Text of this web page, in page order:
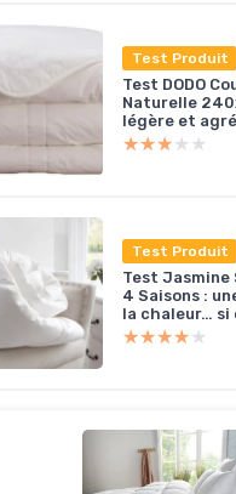
Test Produit
Test DODO
Naturelle
légère et
★★★★★
★★★★★
Test Produit
Test Jasmine
4 Saisons :
la chaleur… si
★★★★★
★★★★★